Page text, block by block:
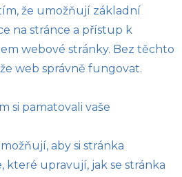
že umožňují základní
na stránce a přístup k
webové stránky. Bez těchto
web správně fungovat.
si pamatovali vaše
aby si stránka
které upravují, jak se stránka